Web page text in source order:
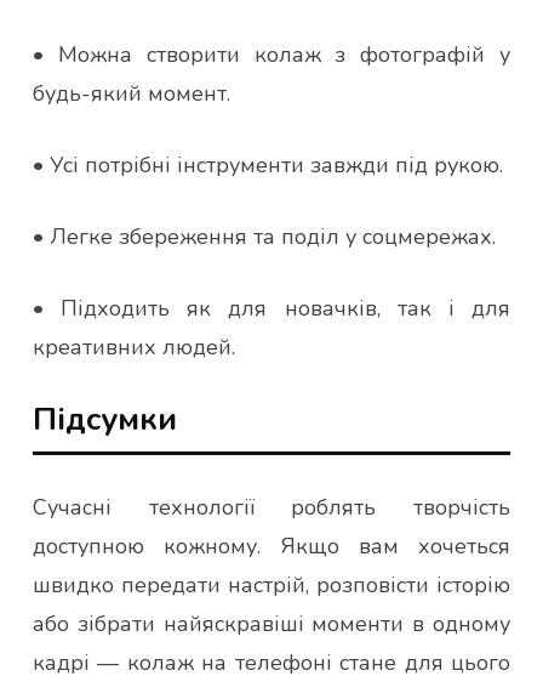
• Можна створити колаж з фотографій у
будь-який момент.
• Усі потрібні інструменти завжди під рукою.
• Легке збереження та поділ у соцмережах.
• Підходить як для новачків, так і для
креативних людей.
Підсумки
Сучасні технології роблять творчість
доступною кожному. Якщо вам хочеться
швидко передати настрій, розповісти історію
або зібрати найяскравіші моменти в одному
кадрі — колаж на телефоні стане для цього